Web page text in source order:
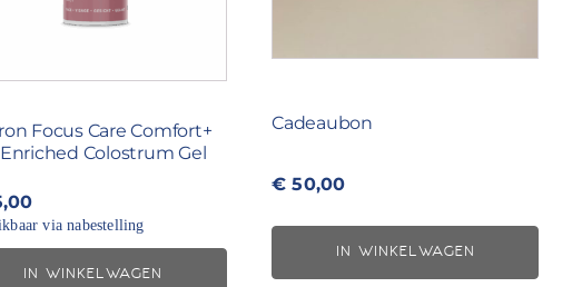
Focus Care Comfort+
Colostrum Gel
via nabestelling
IN WINKELWAGEN
Cadeaubon
€ 50,00
IN WINKELWAGEN